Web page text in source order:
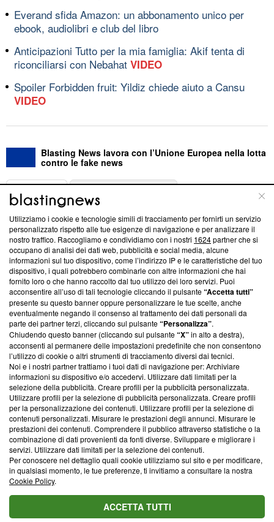
Everand sfida Amazon: un abbonamento unico per
ebook, audiolibri e club del libro
Anticipazioni Tutto per la mia famiglia: Akif tenta di
riconciliarsi con Nebahat VIDEO
Spoiler Forbidden fruit: Yildiz chiede aiuto a Cansu
VIDEO
Blasting News lavora con l’Unione Europea nella lotta
contro le fake news
ABOUT
Questa sezione offre informazioni trasparenti su Blasting
News, sui nostri processi editoriali e su come ci impegniamo a
creare news di qualità. Inoltre, afferma la nostra aderenza a
‘Trust Project - News with Integrity’Blasting News non è
ancora membro del programma, ma ha richiesto di farne
parte; Trust Project non ha ancora effettuato una verifica di
conformità agli standard.
Su di noi
Team editoriale
Corporate
Redazione
Informativa Privacy
Cookie Policy
Blasting SA, IDI CHE-247.845.224, Via Carlo Frasca, 3 - 6900
Lugano (Svizzera) Tel:+39 0690258937
© 2026 Blasting News
Utilizziamo i cookie e tecnologie simili di tracciamento per fornirti un servizio
personalizzato rispetto alle tue esigenze di navigazione e per analizzare il
nostro traffico. Raccogliamo e condividiamo con i nostri 1624partner che si
occupano di analisi dei dati web, pubblicità e social media, alcune
informazioni sul tuo dispositivo, come l’indirizzo IP e le caratteristiche del tuo
dispositivo, i quali potrebbero combinarle con altre informazioni che hai
fornito loro o che hanno raccolto dal tuo utilizzo dei loro servizi. Puoi
acconsentire all’uso di tali tecnologie cliccando il pulsante“Accetta tutti”
presente su questo banner oppure personalizzare le tue scelte, anche
eventualmente negando il consenso al trattamento dei dati personali da
parte dei partner terzi, cliccando sul pulsante“Personalizza”.
Chiudendo questo banner (cliccando sul pulsante“X”in alto a destra),
acconsenti al permanere delle impostazioni predefinite che non consentono
l’utilizzo di cookie o altri strumenti di tracciamento diversi dai tecnici.
Noi e i nostri partner trattiamo i tuoi dati di navigazione per: Archiviare
informazioni su dispositivo e/o accedervi. Utilizzare dati limitati per la
selezione della pubblicità. Creare profili per la pubblicità personalizzata.
Utilizzare profili per la selezione di pubblicità personalizzata. Creare profili
per la personalizzazione dei contenuti. Utilizzare profili per la selezione di
contenuti personalizzati. Misurare le prestazioni degli annunci. Misurare le
prestazioni dei contenuti. Comprendere il pubblico attraverso statistiche o la
combinazione di dati provenienti da fonti diverse. Sviluppare e migliorare i
servizi. Utilizzare dati limitati per la selezione dei contenuti.
Per conoscere nel dettaglio quali cookie utilizziamo sul sito e per modificare,
in qualsiasi momento, le tue preferenze, ti invitiamo a consultare la nostra
Cookie Policy.
ACCETTA TUTTI